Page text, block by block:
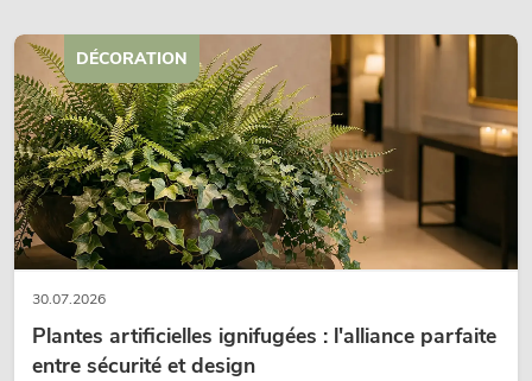
30.07.2026
Plantes artificielles ignifugées : l'alliance parfaite
entre sécurité et design
DÉCORATION